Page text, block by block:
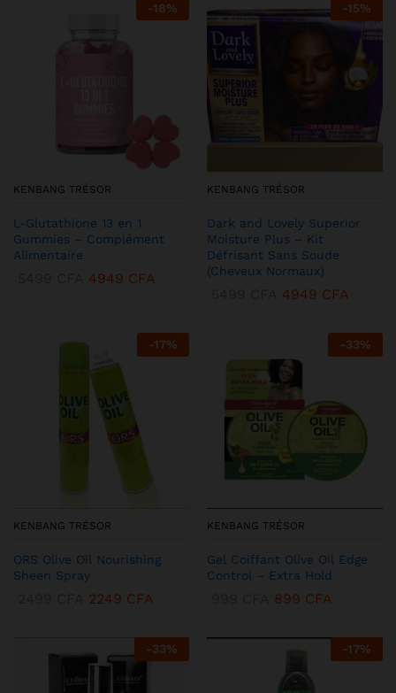
-18%
KENBANG TRÉSOR
L-Glutathione 13 en 1
Gummies – Complément
Alimentaire
4949 CFA
-15%
KENBANG TRÉSOR
Dark and Lovely Superior
Moisture Plus – Kit
Défrisant Sans Soude
(Cheveux Normaux)
4949 CFA
-17%
KENBANG TRÉSOR
ORS Olive Oil Nourishing
Sheen Spray
2249 CFA
-33%
KENBANG TRÉSOR
Gel Coiffant Olive Oil Edge
Control – Extra Hold
899 CFA
-33% -17%